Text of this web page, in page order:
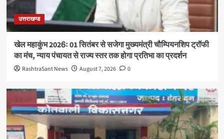
उत्तराखण्ड
खेल महाकुंभ 2026ः 01 सितंबर से सजेगा मुख्यमंत्री चौम्पियनशिप ट्रॉफी
का मंच, न्याय पंचायत से राज्य स्तर तक होगा प्रतिभा का प्रदर्शन
RashtraSant News August 7, 2026 0